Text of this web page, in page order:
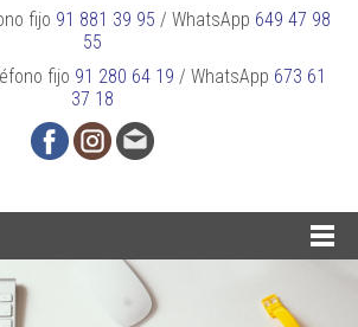
fijo 91 881 39 95 / WhatsApp 649 47 98
55
fijo 91 280 64 19 / WhatsApp 673 61
37 18